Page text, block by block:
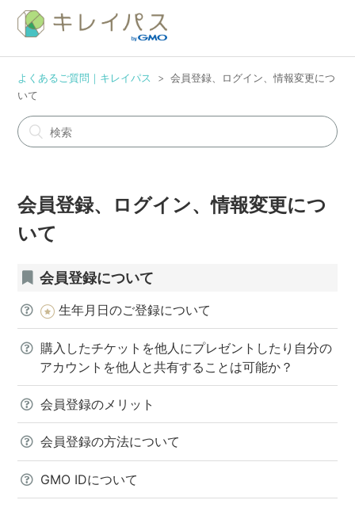
よくあるご質問｜キレイパス
会員登録、ログイン、情報変更につ
いて
会員登録、ログイン、情報変更につ
いて
会員登録について
生年月日のご登録について
購入したチケットを他人にプレゼントしたり自分の
アカウントを他人と共有することは可能か？
会員登録のメリット
会員登録の方法について
GMO IDについて